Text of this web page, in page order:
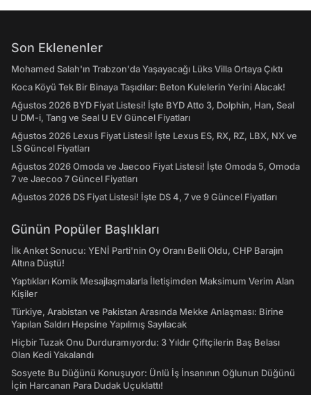
Son Eklenenler
Mohamed Salah'ın Trabzon'da Yaşayacağı Lüks Villa Ortaya Çıktı
Koca Köyü Tek Bir Binaya Taşıdılar: Beton Kulelerin Yerini Alacak!
Ağustos 2026 BYD Fiyat Listesi! İşte BYD Atto 3, Dolphin, Han, Seal
U DM-i, Tang ve Seal U EV Güncel Fiyatları
Ağustos 2026 Lexus Fiyat Listesi! İşte Lexus ES, RX, RZ, LBX, NX ve
LS Güncel Fiyatları
Ağustos 2026 Omoda ve Jaecoo Fiyat Listesi! İşte Omoda 5, Omoda
7 ve Jaecoo 7 Güncel Fiyatları
Ağustos 2026 DS Fiyat Listesi! İşte DS 4, 7 ve 9 Güncel Fiyatları
Günün Popüler Başlıkları
İlk Anket Sonucu: YENİ Parti'nin Oy Oranı Belli Oldu, CHP Barajın
Altına Düştü!
Yaptıkları Komik Mesajlaşmalarla İletişimden Maksimum Verim Alan
Kişiler
Türkiye, Arabistan ve Pakistan Arasında Mekke Anlaşması: Birine
Yapılan Saldırı Hepsine Yapılmış Sayılacak
Hiçbir Tuzak Onu Durduramıyordu: 3 Yıldır Çiftçilerin Baş Belası
Olan Kedi Yakalandı
Sosyete Bu Düğünü Konuşuyor: Ünlü İş İnsanının Oğlunun Düğünü
İçin Harcanan Para Dudak Uçuklattı!